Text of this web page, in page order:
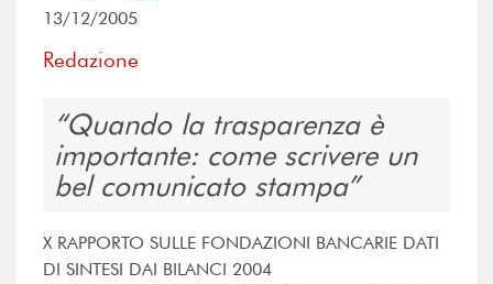
13/12/2005
Redazione
Quando la trasparenza è
importante: come scrivere un
bel comunicato stampa
X RAPPORTO SULLE FONDAZIONI BANCARIE DATI
DI SINTESI DAI BILANCI 2004